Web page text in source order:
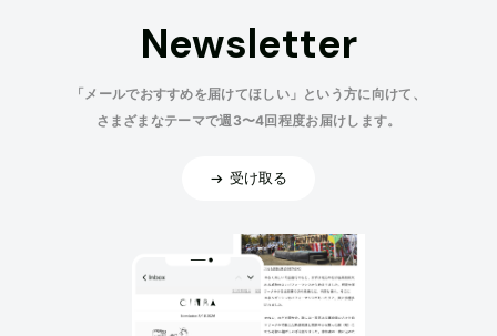
Newsletter
「メールでおすすめを届けてほしい」という方に向けて、
さまざまなテーマで週3〜4回程度お届けします。
受け取る